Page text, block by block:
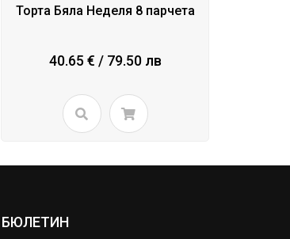
Торта Бяла Неделя 8 парчета
40.65 € / 79.50 лв
БЮЛЕТИН